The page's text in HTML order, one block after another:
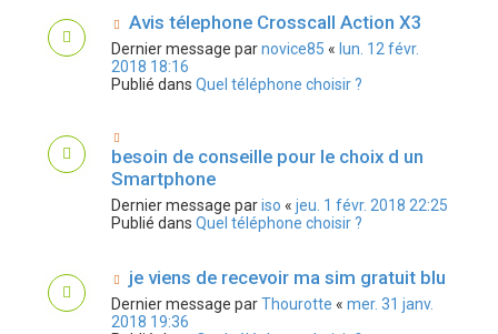
Avis télephone Crosscall Action X3
Dernier message parnovice85 « lun. 12 févr.
2018 18:16
Publié dans Quel téléphone choisir ?
besoin de conseille pour le choix d un
Smartphone
Dernier message pariso « jeu. 1 févr. 2018 22:25
Publié dans Quel téléphone choisir ?
je viens de recevoir ma sim gratuit blu
Dernier message parThourotte « mer. 31 janv.
2018 19:36